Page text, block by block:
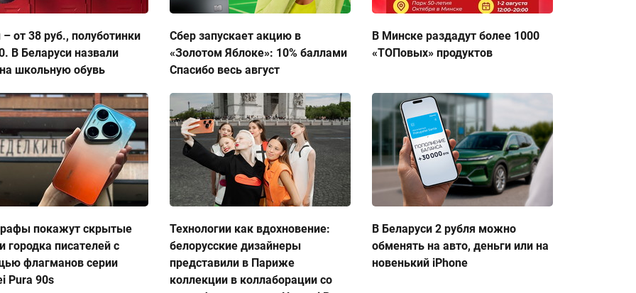
от 38 руб., полуботинки
В Беларуси назвали
школьную обувь
Сбер запускает акцию в
«Золотом Яблоке»: 10% баллами
Спасибо весь август
В Минске раздадут более 1000
«ТОПовых» продуктов
покажут скрытые
городка писателей с
флагманов серии
Pura 90s
Технологии как вдохновение:
белорусские дизайнеры
представили в Париже
коллекции в коллаборации со
В Беларуси 2 рубля можно
обменять на авто, деньги или на
новенький iPhone